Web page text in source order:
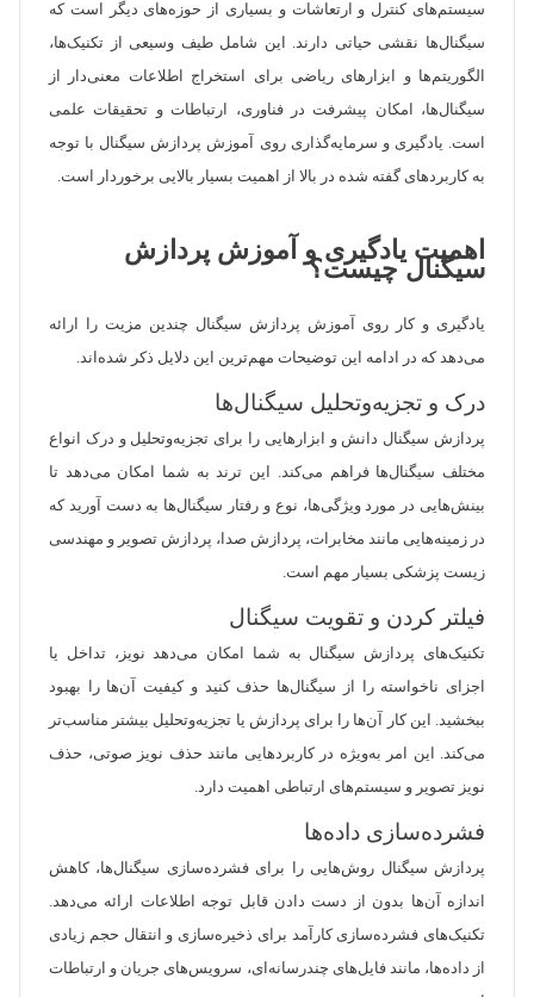
سیستم‌های کنترل و ارتعاشات و بسیاری از حوزه‌های دیگر است که
سیگنال‌ها نقشی حیاتی دارند. این شامل طیف وسیعی از تکنیک‌ها،
الگوریتم‌ها و ابزارهای ریاضی برای استخراج اطلاعات معنی‌دار از
سیگنال‌ها، امکان پیشرفت در فناوری، ارتباطات و تحقیقات علمی
است. یادگیری و سرمایه‌گذاری روی آموزش پردازش سیگنال با توجه
به کاربردهای گفته شده در بالا از اهمیت بسیار بالایی برخوردار است.
اهمیت یادگیری و آموزش پردازش
سیگنال چیست؟
یادگیری و کار روی آموزش پردازش سیگنال چندین مزیت را ارائه
می‌دهد که در ادامه این توضیحات مهم‌ترین این دلایل ذکر شده‌اند.
درک و تجزیه‌وتحلیل سیگنال‌ها
پردازش سیگنال دانش و ابزارهایی را برای تجزیه‌وتحلیل و درک انواع
مختلف سیگنال‌ها فراهم می‌کند. این ترند به شما امکان می‌دهد تا
بینش‌هایی در مورد ویژگی‌ها، نوع و رفتار سیگنال‌ها به دست آورید که
در زمینه‌هایی مانند مخابرات، پردازش صدا، پردازش تصویر و مهندسی
زیست پزشکی بسیار مهم است.
فیلتر کردن و تقویت سیگنال
تکنیک‌های پردازش سیگنال به شما امکان می‌دهد نویز، تداخل یا
اجزای ناخواسته را از سیگنال‌ها حذف کنید و کیفیت آن‌ها را بهبود
ببخشید. این کار آن‌ها را برای پردازش یا تجزیه‌وتحلیل بیشتر مناسب‌تر
می‌کند. این امر به‌ویژه در کاربردهایی مانند حذف نویز صوتی، حذف
نویز تصویر و سیستم‌های ارتباطی اهمیت دارد.
فشرده‌سازی داده‌ها
پردازش سیگنال روش‌هایی را برای فشرده‌سازی سیگنال‌ها، کاهش
اندازه آن‌ها بدون از دست دادن قابل توجه اطلاعات ارائه می‌دهد.
تکنیک‌های فشرده‌سازی کارآمد برای ذخیره‌سازی و انتقال حجم زیادی
از داده‌ها، مانند فایل‌های چندرسانه‌ای، سرویس‌های جریان و ارتباطات